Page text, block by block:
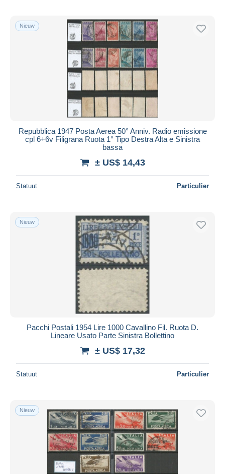
Nieuw
Repubblica 1947 Posta Aerea 50° Anniv. Radio emissione
cpl 6+6v Filigrana Ruota 1° Tipo Destra Alta e Sinistra
bassa
± US$ 14,43
Statuut Particulier
Nieuw
Pacchi Postali 1954 Lire 1000 Cavallino Fil. Ruota D.
Lineare Usato Parte Sinistra Bollettino
± US$ 17,32
Statuut Particulier
Nieuw